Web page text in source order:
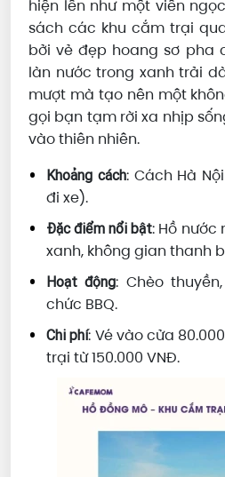
hiện lên như một viên
sách các khu cắm trại
bởi vẻ đẹp hoang sơ pha
làn nước trong xanh trải
mượt mà tạo nên một
gọi bạn tạm rời xa nhịp
vào thiên nhiên.
Khoảng cách: Cách Hà
đi xe).
Đặc điểm nổi bật: Hồ nước
xanh, không gian thanh
Hoạt động: Chèo
chức BBQ.
Chi phí: Vé vào cửa
trại từ 150.000 VNĐ.